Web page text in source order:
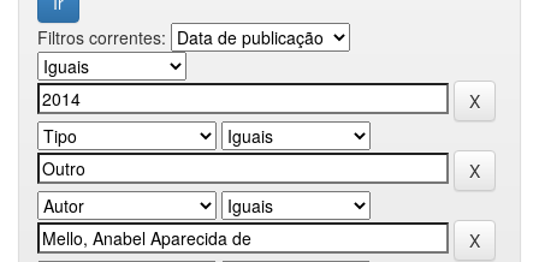
Filtros correntes: